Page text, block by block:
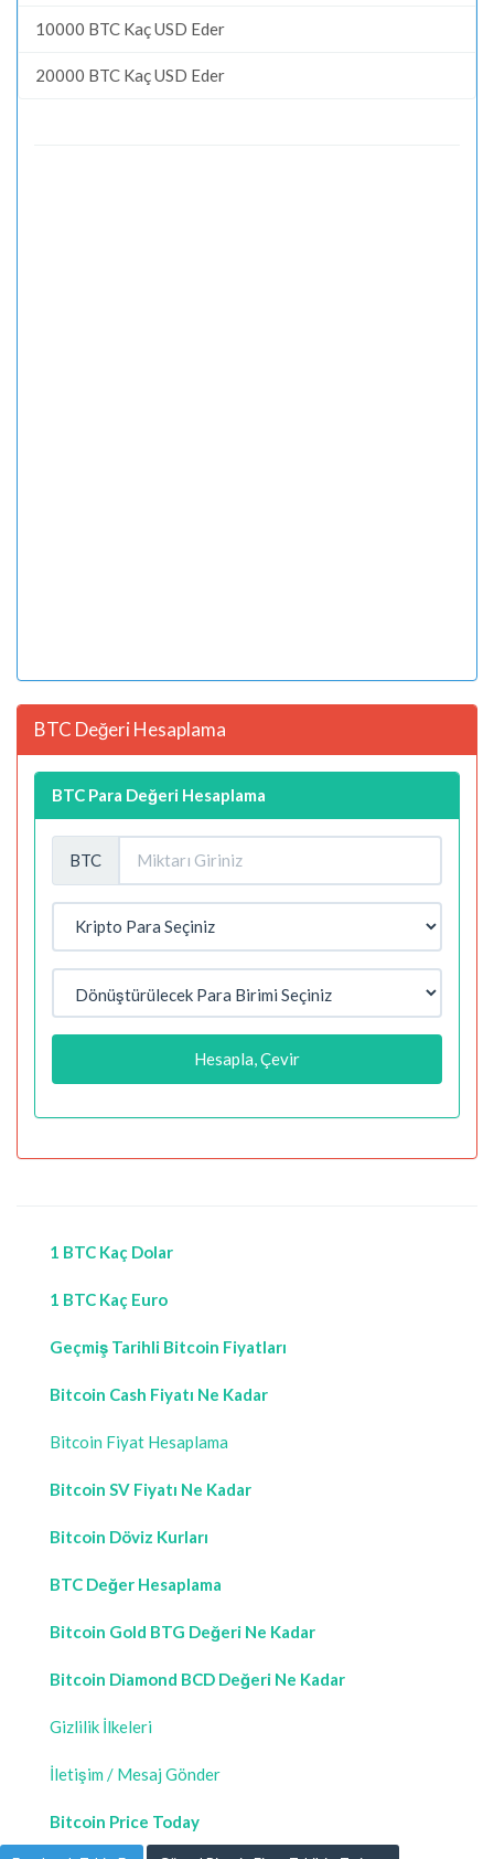
10000 BTC Kaç USD Eder
20000 BTC Kaç USD Eder
BTC Değeri Hesaplama
BTC Para Değeri Hesaplama
BTC
Hesapla, Çevir
1 BTC Kaç Dolar
1 BTC Kaç Euro
Geçmiş Tarihli Bitcoin Fiyatları
Bitcoin Cash Fiyatı Ne Kadar
Bitcoin Fiyat Hesaplama
Bitcoin SV Fiyatı Ne Kadar
Bitcoin Döviz Kurları
BTC Değer Hesaplama
Bitcoin Gold BTG Değeri Ne Kadar
Bitcoin Diamond BCD Değeri Ne Kadar
Gizlilik İlkeleri
İletişim / Mesaj Gönder
Bitcoin Price Today